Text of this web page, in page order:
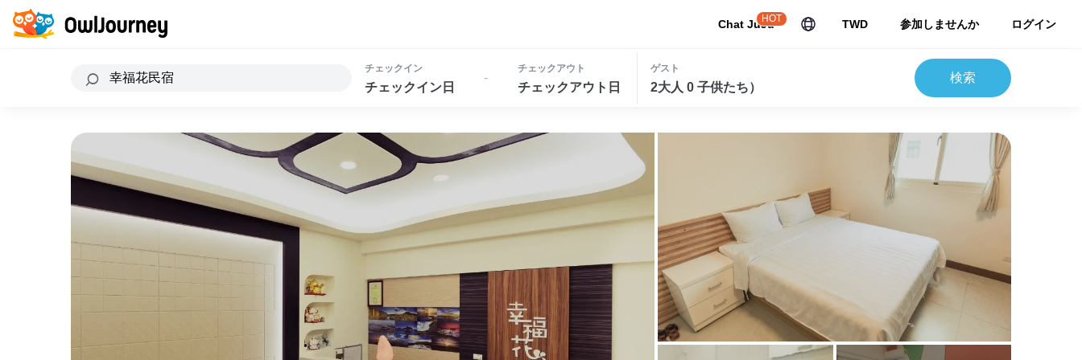
Chat JuJu
HOT TWD 参加しませんか ログイン
チェックイン
チェックイン日
-
チェックアウト
チェックアウト日
ゲスト
2大人 0 子供たち）
検索